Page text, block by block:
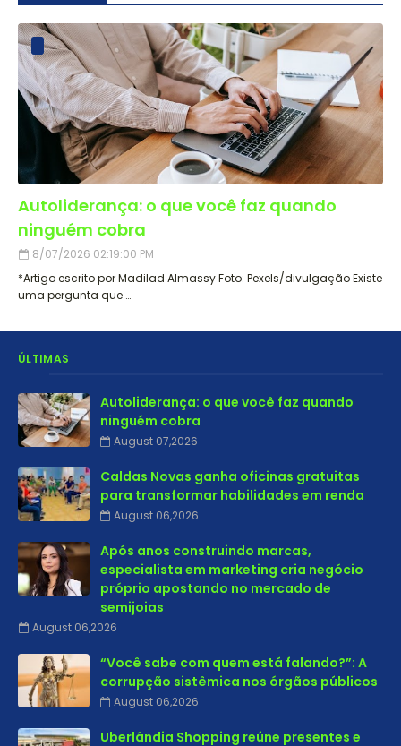
Autoliderança: o que você faz quando
ninguém cobra
8/07/2026 02:19:00 PM
*Artigo escrito por Madilad Almassy Foto: Pexels/divulgação Existe
uma pergunta que …
ÚLTIMAS
Autoliderança: o que você faz quando
ninguém cobra
August 07,2026
Caldas Novas ganha oficinas gratuitas
para transformar habilidades em renda
August 06,2026
Após anos construindo marcas,
especialista em marketing cria negócio
próprio apostando no mercado de
semijoias
August 06,2026
“Você sabe com quem está falando?”: A
corrupção sistêmica nos órgãos públicos
August 06,2026
Uberlândia Shopping reúne presentes e